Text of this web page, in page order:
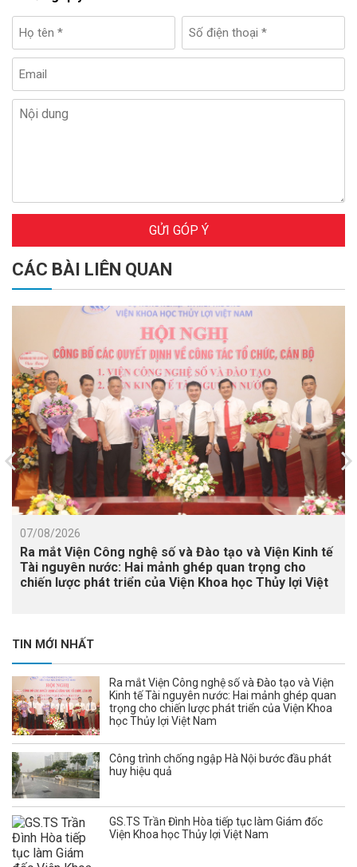
GỬI GÓP Ý
CÁC BÀI LIÊN QUAN
07/08/2026
Ra mắt Viện Công nghệ số và Đào tạo và Viện Kinh tế
Tài nguyên nước: Hai mảnh ghép quan trọng cho
chiến lược phát triển của Viện Khoa học Thủy lợi Việt
TIN MỚI NHẤT
Ra mắt Viện Công nghệ số và Đào tạo và Viện
Kinh tế Tài nguyên nước: Hai mảnh ghép quan
trọng cho chiến lược phát triển của Viện Khoa
học Thủy lợi Việt Nam
Công trình chống ngập Hà Nội bước đầu phát
huy hiệu quả
GS.TS Trần Đình Hòa tiếp tục làm Giám đốc
Viện Khoa học Thủy lợi Việt Nam